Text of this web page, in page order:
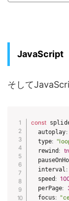
JavaScript
そして
const
  autoplay
:
  type
:
  rewind
:
  interval
:
  speed
:
  perPage
:
  focus
: